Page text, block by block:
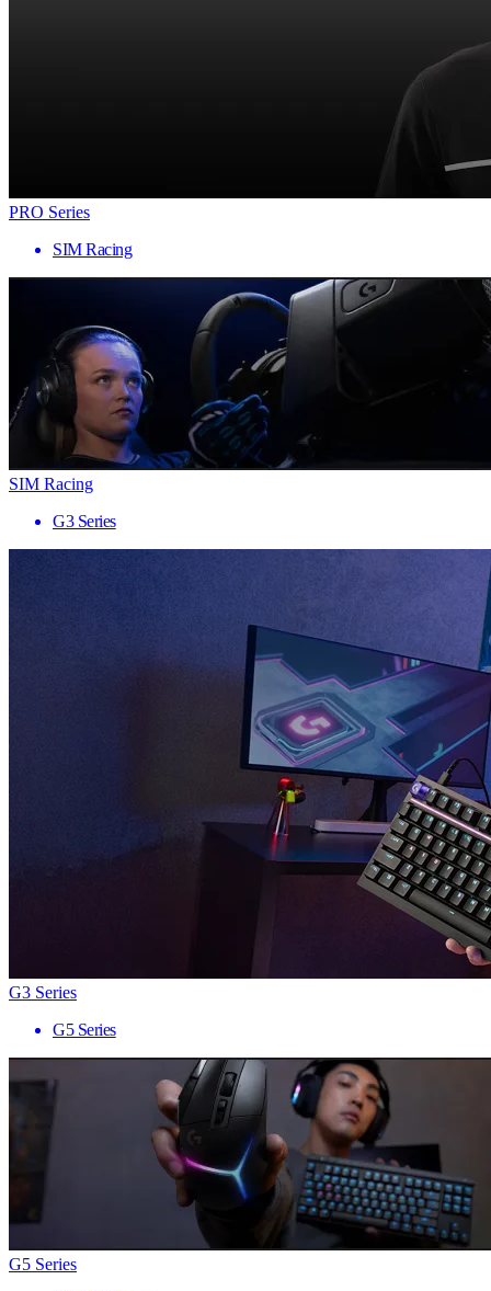
PRO Series
SIM Racing
SIM Racing
G3 Series
G3 Series
G5 Series
G5 Series